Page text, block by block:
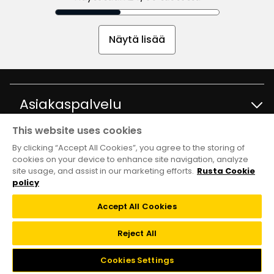
Näytä lisää
Asiakaspalvelu
Kysymyksiä ja vastauksia
Takuut ja reklamaatiot
Tietoja
Tavaratalot ja aukioloajat
Vastuullisuus ja laatu
Club Rusta
Klubitarjoukset
Verkkokauppa
This website uses cookies
By clicking “Accept All Cookies”, you agree to the storing of
cookies on your device to enhance site navigation, analyze
site usage, and assist in our marketing efforts. Rusta Cookie
policy
Accept All Cookies
Reject All
Cookies Settings